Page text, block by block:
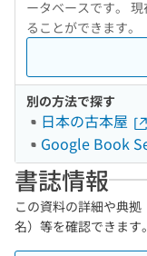
ータベースです。
ることができます。
別の方法で探す
日本の古本屋
Google Book
書誌情報
この資料の詳細や典
名）等を確認できます。